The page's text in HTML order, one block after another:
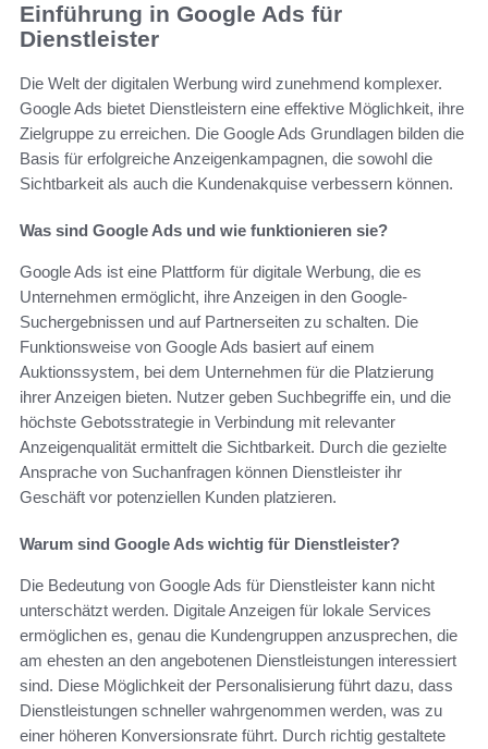
Einführung in Google Ads für
Dienstleister
Die Welt der digitalen Werbung wird zunehmend komplexer.
Google Ads bietet Dienstleistern eine effektive Möglichkeit, ihre
Zielgruppe zu erreichen. Die Google Ads Grundlagen bilden die
Basis für erfolgreiche Anzeigenkampagnen, die sowohl die
Sichtbarkeit als auch die Kundenakquise verbessern können.
Was sind Google Ads und wie funktionieren sie?
Google Ads ist eine Plattform für digitale Werbung, die es
Unternehmen ermöglicht, ihre Anzeigen in den Google-
Suchergebnissen und auf Partnerseiten zu schalten. Die
Funktionsweise von Google Ads basiert auf einem
Auktionssystem, bei dem Unternehmen für die Platzierung
ihrer Anzeigen bieten. Nutzer geben Suchbegriffe ein, und die
höchste Gebotsstrategie in Verbindung mit relevanter
Anzeigenqualität ermittelt die Sichtbarkeit. Durch die gezielte
Ansprache von Suchanfragen können Dienstleister ihr
Geschäft vor potenziellen Kunden platzieren.
Warum sind Google Ads wichtig für Dienstleister?
Die Bedeutung von Google Ads für Dienstleister kann nicht
unterschätzt werden. Digitale Anzeigen für lokale Services
ermöglichen es, genau die Kundengruppen anzusprechen, die
am ehesten an den angebotenen Dienstleistungen interessiert
sind. Diese Möglichkeit der Personalisierung führt dazu, dass
Dienstleistungen schneller wahrgenommen werden, was zu
einer höheren Konversionsrate führt. Durch richtig gestaltete